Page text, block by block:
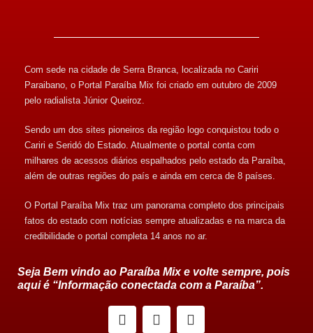
Com sede na cidade de Serra Branca, localizada no Cariri
Paraibano, o Portal Paraíba Mix foi criado em outubro de 2009
pelo radialista Júnior Queiroz.
Sendo um dos sites pioneiros da região logo conquistou todo o
Cariri e Seridó do Estado. Atualmente o portal conta com
milhares de acessos diários espalhados pelo estado da Paraíba,
além de outras regiões do país e ainda em cerca de 8 países.
O Portal Paraíba Mix traz um panorama completo dos principais
fatos do estado com notícias sempre atualizadas e na marca da
credibilidade o portal completa 14 anos no ar.
Seja Bem vindo ao Paraíba Mix e volte sempre, pois
aqui é “Informação conectada com a Paraíba”.